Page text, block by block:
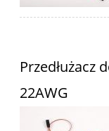
Przedłużacz
22AWG